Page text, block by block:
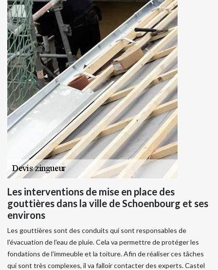
Les interventions de mise en place des
gouttières dans la ville de Schoenbourg et ses
environs
Les gouttières sont des conduits qui sont responsables de
l'évacuation de l'eau de pluie. Cela va permettre de protéger les
fondations de l'immeuble et la toiture. Afin de réaliser ces tâches
qui sont très complexes, il va falloir contacter des experts. Castel